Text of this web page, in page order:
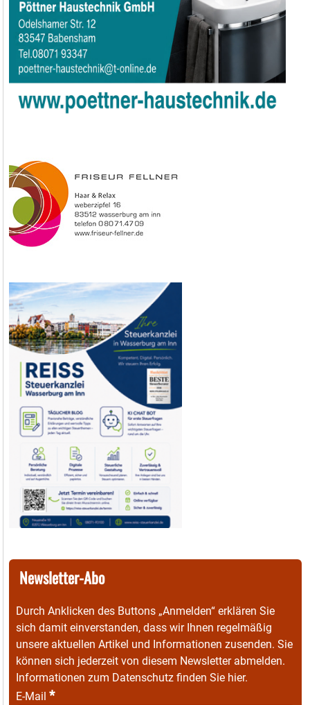
Newsletter-Abo
Durch Anklicken des Buttons „Anmelden“ erklären Sie
sich damit einverstanden, dass wir Ihnen regelmäßig
unsere aktuellen Artikel und Informationen zusenden. Sie
können sich jederzeit von diesem Newsletter abmelden.
Informationen zum Datenschutz finden Sie hier.
E-Mail *